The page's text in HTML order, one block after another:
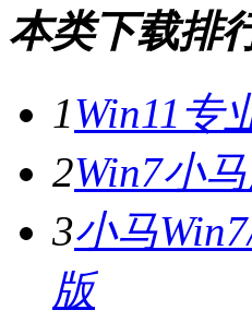
本类下载排
1Win11专
2Win7小
3小马
版